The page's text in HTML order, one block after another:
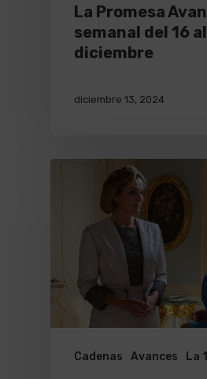
La Promesa
semanal del 16
diciembre
diciembre 13, 2024
Cadenas Avances La 1